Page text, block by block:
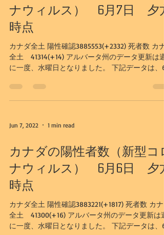
ナウィルス） 6月7日 夕方
時点
カナダ全土 陽性確認3885553(+2332) 死者数 カナ
全土 41314(+14) アルバータ州のデータ更新は週
に一度、水曜日となりました。 下記データは、
583112(+2231） 入院者数931（-109）I...
Jun 7, 2022 1 min read
カナダの陽性者数（新型コ
ナウィルス） 6月6日 夕方
時点
カナダ全土 陽性確認3883221(+1817) 死者数 カナ
全土 41300(+16) アルバータ州のデータ更新は週
に一度、水曜日となりました。 下記データは、